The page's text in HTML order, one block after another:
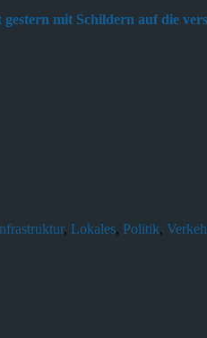
mit Schildern auf die
, Lokales, Politik,